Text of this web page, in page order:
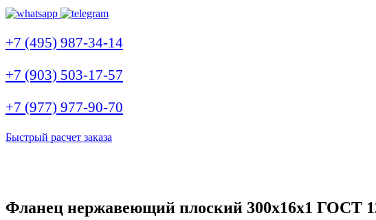
+7 (495) 987-34-14
+7 (903) 503-17-57
+7 (977) 977-90-70
Быстрый расчет заказа
Фланец нержавеющий плоский 300x16x1 ГОСТ